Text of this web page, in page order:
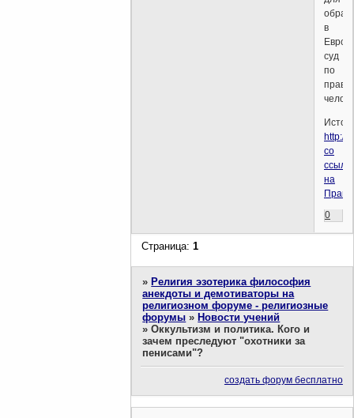
в
суд
по
http://
со
на
0
Страница:1
» Религия эзотерика философия
анекдоты и демотиваторы на
религиозном форуме - религиозные
форумы » Новости учений
»Оккультизм и политика. Кого и
зачем преследуют "охотники за
пенисами"?
создать форум бесплатно